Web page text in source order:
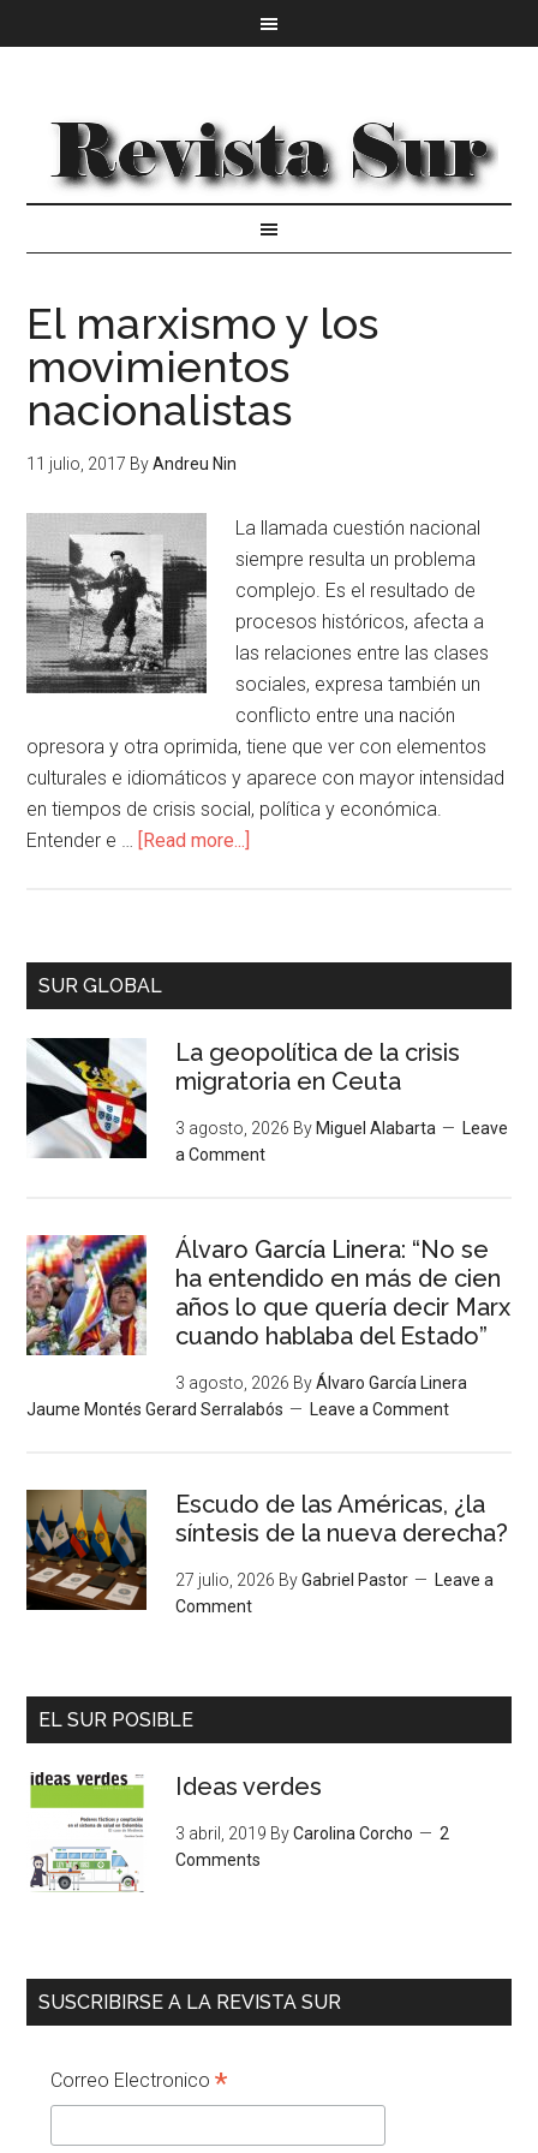
El marxismo y los
movimientos
nacionalistas
11 julio, 2017 ByAndreu Nin
La llamada cuestión nacional
siempre resulta un problema
complejo. Es el resultado de
procesos históricos, afecta a
las relaciones entre las clases
sociales, expresa también un
conflicto entre una nación
opresora y otra oprimida, tiene que ver con elementos
culturales e idiomáticos y aparece con mayor intensidad
en tiempos de crisis social, política y económica.
Entender e … [Read more...]
SUR GLOBAL
La geopolítica de la crisis
migratoria en Ceuta
3 agosto, 2026 By Miguel Alabarta
Leave
a Comment
Álvaro García Linera: “No se
ha entendido en más de cien
años lo que quería decir Marx
cuando hablaba del Estado”
3 agosto, 2026 ByÁlvaro García Linera
Jaume Montés Gerard Serralabós
Leave a Comment
Escudo de las Américas, ¿la
síntesis de la nueva derecha?
27 julio, 2026 ByGabriel Pastor
Leave a
Comment
EL SUR POSIBLE
Ideas verdes
3 abril, 2019 ByCarolina Corcho
2
Comments
SUSCRIBIRSE A LA REVISTA SUR
Correo Electronico*